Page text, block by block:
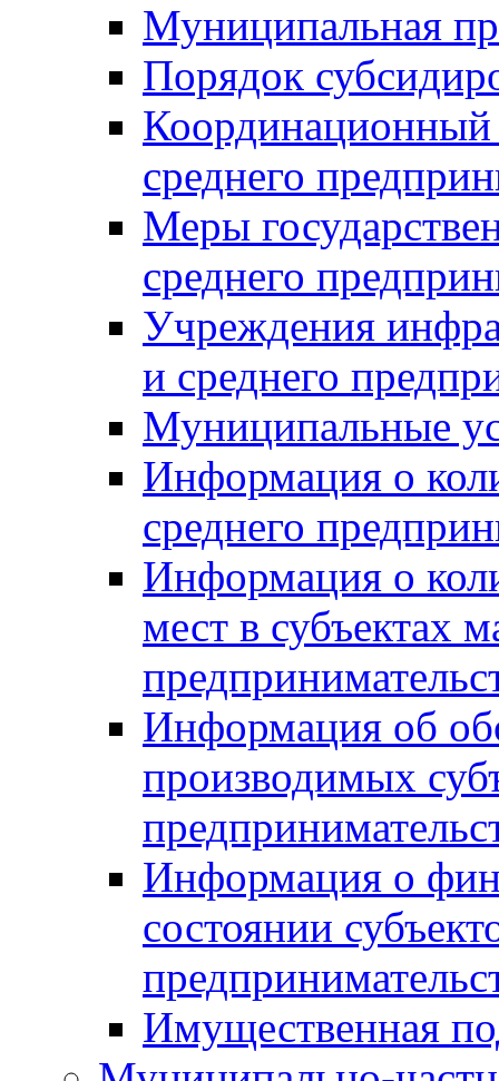
Муниципальная
Порядок
Координационный
среднего
Меры
среднего
Учреждения
и среднего
Муниципальные
Информация о
среднего
Информация о
мест в субъектах
Информация об
производимых
Информация о
состоянии
Имущественная